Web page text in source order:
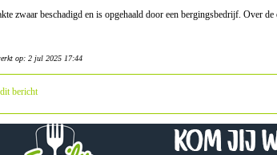
zwaar beschadigd en is opgehaald door een bergingsbedrijf. Over
op: 2 jul 2025 17:44
bericht